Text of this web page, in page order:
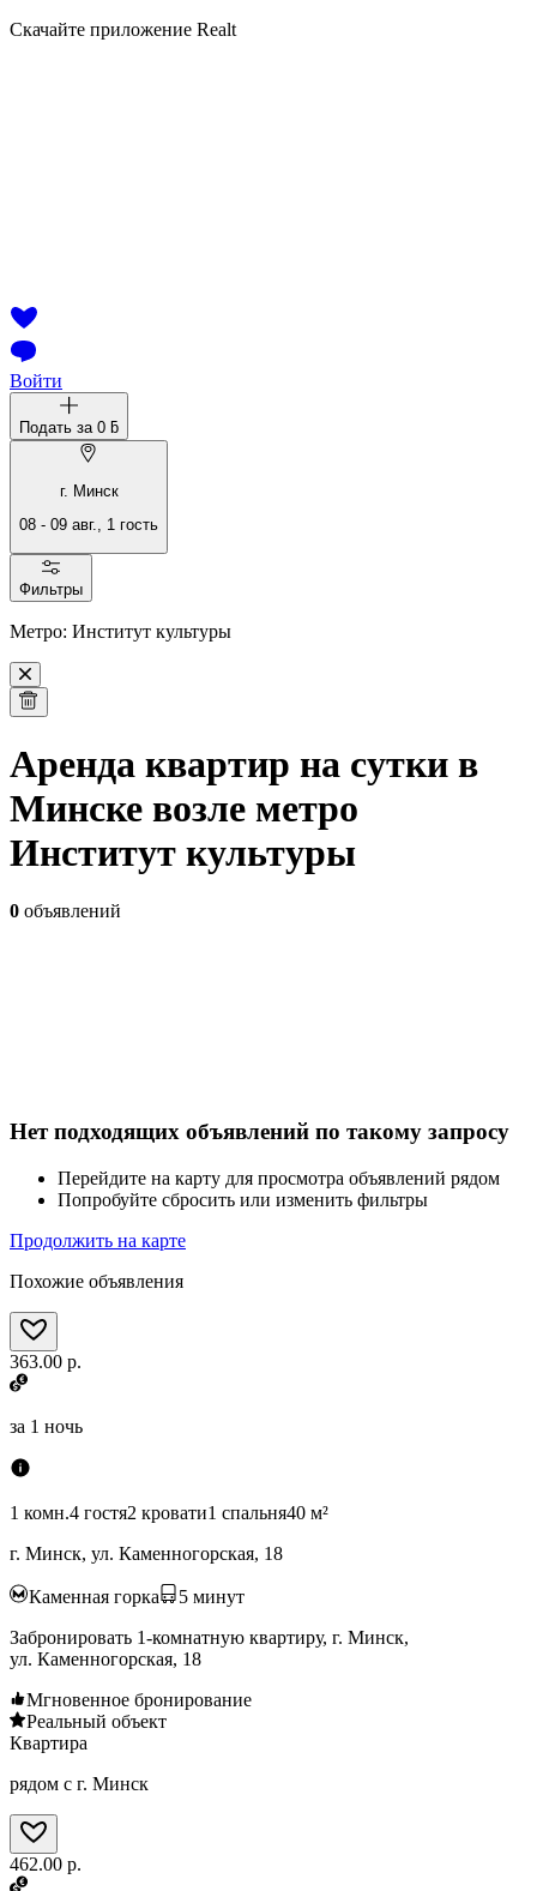
Скачайте приложение Realt
Войти
Подать за 0 ƃ
г. Минск
08 - 09 авг., 1 гость
Фильтры
Метро: Институт культуры
Аренда квартир на сутки в
Минске возле метро
Институт культуры
0 объявлений
Нет подходящих объявлений по такому запросу
Перейдите на карту для просмотра объявлений рядом
Попробуйте сбросить или изменить фильтры
Продолжить на карте
Похожие объявления
363.00 р.
за 1 ночь
1 комн.4 гостя2 кровати1 спальня40 м²
г. Минск, ул. Каменногорская, 18
Каменная горка 5 минут
Забронировать 1-комнатную квартиру, г. Минск,
ул. Каменногорская, 18
Мгновенное бронирование
Реальный объект
Квартира
рядом с г. Минск
462.00 р.